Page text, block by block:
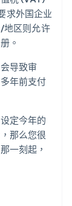
求外国企业
地区则允许
。
导致审
年前支付
定今年的
那么您很
一刻起，